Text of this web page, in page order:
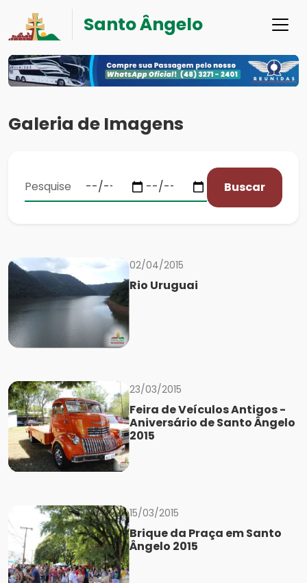
Santo Ângelo
Galeria de Imagens
Buscar
02/04/2015
Rio Uruguai
23/03/2015
Feira de Veículos Antigos -
Aniversário de Santo Ângelo
2015
15/03/2015
Brique da Praça em Santo
Ângelo 2015